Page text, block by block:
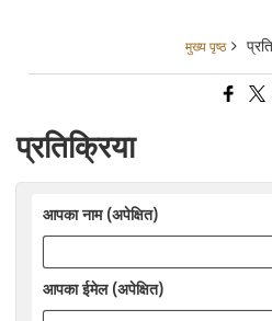
मुख्य पृष्ठ
प्रतिक्रिया
आपका नाम (अपेक्षित)
आपका ईमेल (अपेक्षित)